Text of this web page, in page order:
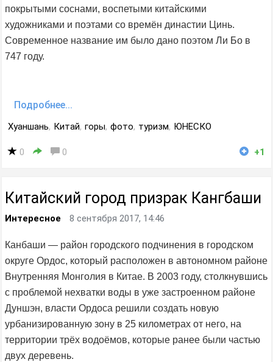
покрытыми соснами, воспетыми китайскими
художниками и поэтами со времён династии Цинь.
Современное название им было дано поэтом Ли Бо в
747 году.
Подробнее...
Хуаншань, Китай, горы, фото, туризм, ЮНЕСКО
0 0 +1
Китайский город призрак Кангбаши
Интересное 8 сентября 2017, 14:46
Канбаши — район городского подчинения в городском
округе Ордос, который расположен в автономном районе
Внутренняя Монголия в Китае. В 2003 году, столкнувшись
с проблемой нехватки воды в уже застроенном районе
Дуншэн, власти Ордоса решили создать новую
урбанизированную зону в 25 километрах от него, на
территории трёх водоёмов, которые ранее были частью
двух деревень.